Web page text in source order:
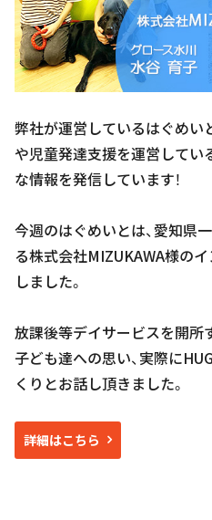
弊社が運営しているはぐめい
や児童発達支援を運営してい
な情報を発信しています！
今週のはぐめいとは、愛知県
る株式会社MIZUKAWA様のイ
しました。
放課後等デイサービスを開所
子ども達への思い、実際に
くりとお話し頂きました。
詳細はこちら